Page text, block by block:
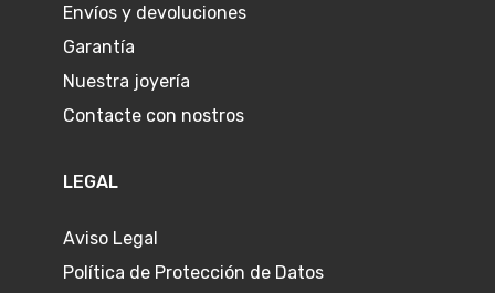
Envíos y devoluciones
Garantía
Nuestra joyería
Contacte con nostros
LEGAL
Aviso Legal
Política de Protección de Datos